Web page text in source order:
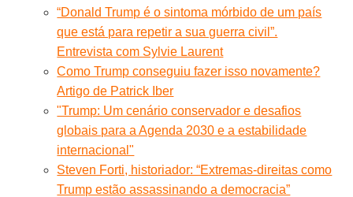
“Donald Trump é o sintoma mórbido de um país
que está para repetir a sua guerra civil”.
Entrevista com Sylvie Laurent
Como Trump conseguiu fazer isso novamente?
Artigo de Patrick Iber
"Trump: Um cenário conservador e desafios
globais para a Agenda 2030 e a estabilidade
internacional"
Steven Forti, historiador: “Extremas-direitas como
Trump estão assassinando a democracia”